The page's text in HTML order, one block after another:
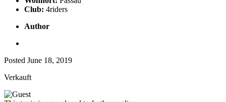
Club: 4riders
Author
Posted June 18, 2019
Verkauft